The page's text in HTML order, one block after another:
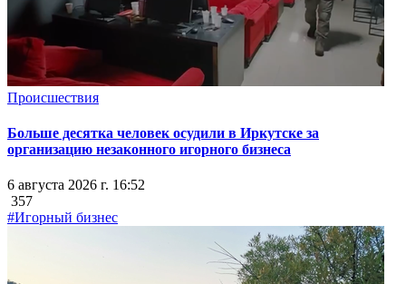
Происшествия
Больше десятка человек осудили в Иркутске за
организацию незаконного игорного бизнеса
6 августа 2026 г. 16:52
357
#Игорный бизнес